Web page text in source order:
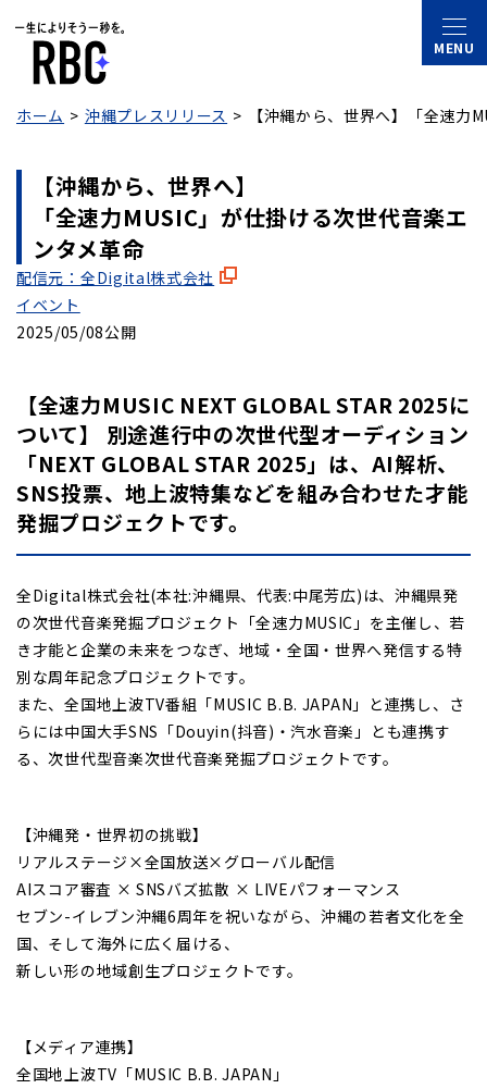
ホーム 沖縄プレスリリース 【沖縄から、世界へ】 「全速力
【沖縄から、世界へ】
「全速力MUSIC」が仕掛ける次世代音楽エ
ンタメ革命
配信元：全Digital株式会社
イベント
2025/05/08公開
【全速力MUSIC NEXT GLOBAL STAR 2025に
ついて】 別途進行中の次世代型オーディション
「NEXT GLOBAL STAR 2025」は、AI解析、
SNS投票、地上波特集などを組み合わせた才能
発掘プロジェクトです。
全Digital株式会社(本社:沖縄県、代表:中尾芳広)は、沖縄県発
の次世代音楽発掘プロジェクト「全速力MUSIC」を主催し、若
き才能と企業の未来をつなぎ、地域・全国・世界へ発信する特
別な周年記念プロジェクトです。
また、全国地上波TV番組「MUSIC B.B. JAPAN」と連携し、さ
らには中国大手SNS「Douyin(抖音)・汽水音楽」とも連携す
る、次世代型音楽次世代音楽発掘プロジェクトです。
【沖縄発・世界初の挑戦】
リアルステージ×全国放送×グローバル配信
AIスコア審査 × SNSバズ拡散 × LIVEパフォーマンス
セブン-イレブン沖縄6周年を祝いながら、沖縄の若者文化を全
国、そして海外に広く届ける、
新しい形の地域創生プロジェクトです。
【メディア連携】
全国地上波TV「MUSIC B.B. JAPAN」